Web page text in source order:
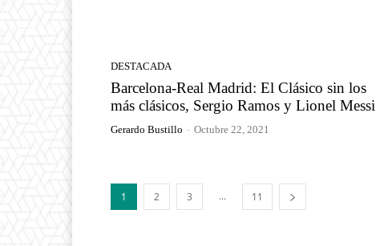
DESTACADA
Barcelona-Real Madrid: El Clásico sin los
más clásicos, Sergio Ramos y Lionel Messi
Gerardo Bustillo - Octubre 22, 2021
1 2 3 ... 11